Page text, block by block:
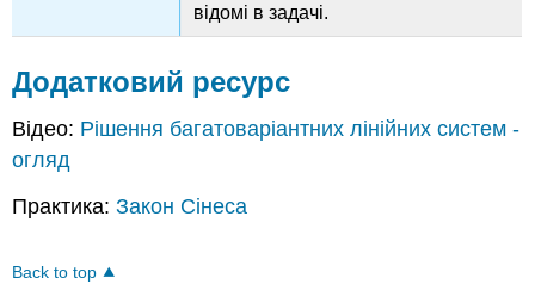
відомі в задачі.
Додатковий ресурс
Відео: Рішення багатоваріантних лінійних систем -
огляд
Практика:Закон Сінеса
Back to top